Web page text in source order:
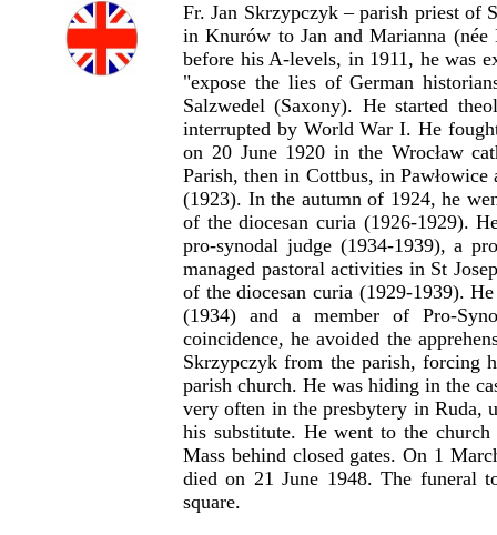
Fr. Jan Skrzypczyk – parish priest of
in Knurów to Jan and Marianna
before his A-levels, in 1911, he was
"expose the lies of German
Salzwedel (Saxony). He started
interrupted by World War I. He
on 20 June 1920 in the Wrocław
Parish, then in Cottbus, in
(1923). In the autumn of 1924, he
of the diocesan curia (1926-1929).
pro-synodal judge (1934-1939), a
managed pastoral activities in St
of the diocesan curia (1929-1939).
(1934) and a member of Pro-
coincidence, he avoided the
Skrzypczyk from the parish, forcing
parish church. He was hiding in the
very often in the presbytery in Ruda,
his substitute. He went to the
Mass behind closed gates. On 1
died on 21 June 1948. The funeral
square.